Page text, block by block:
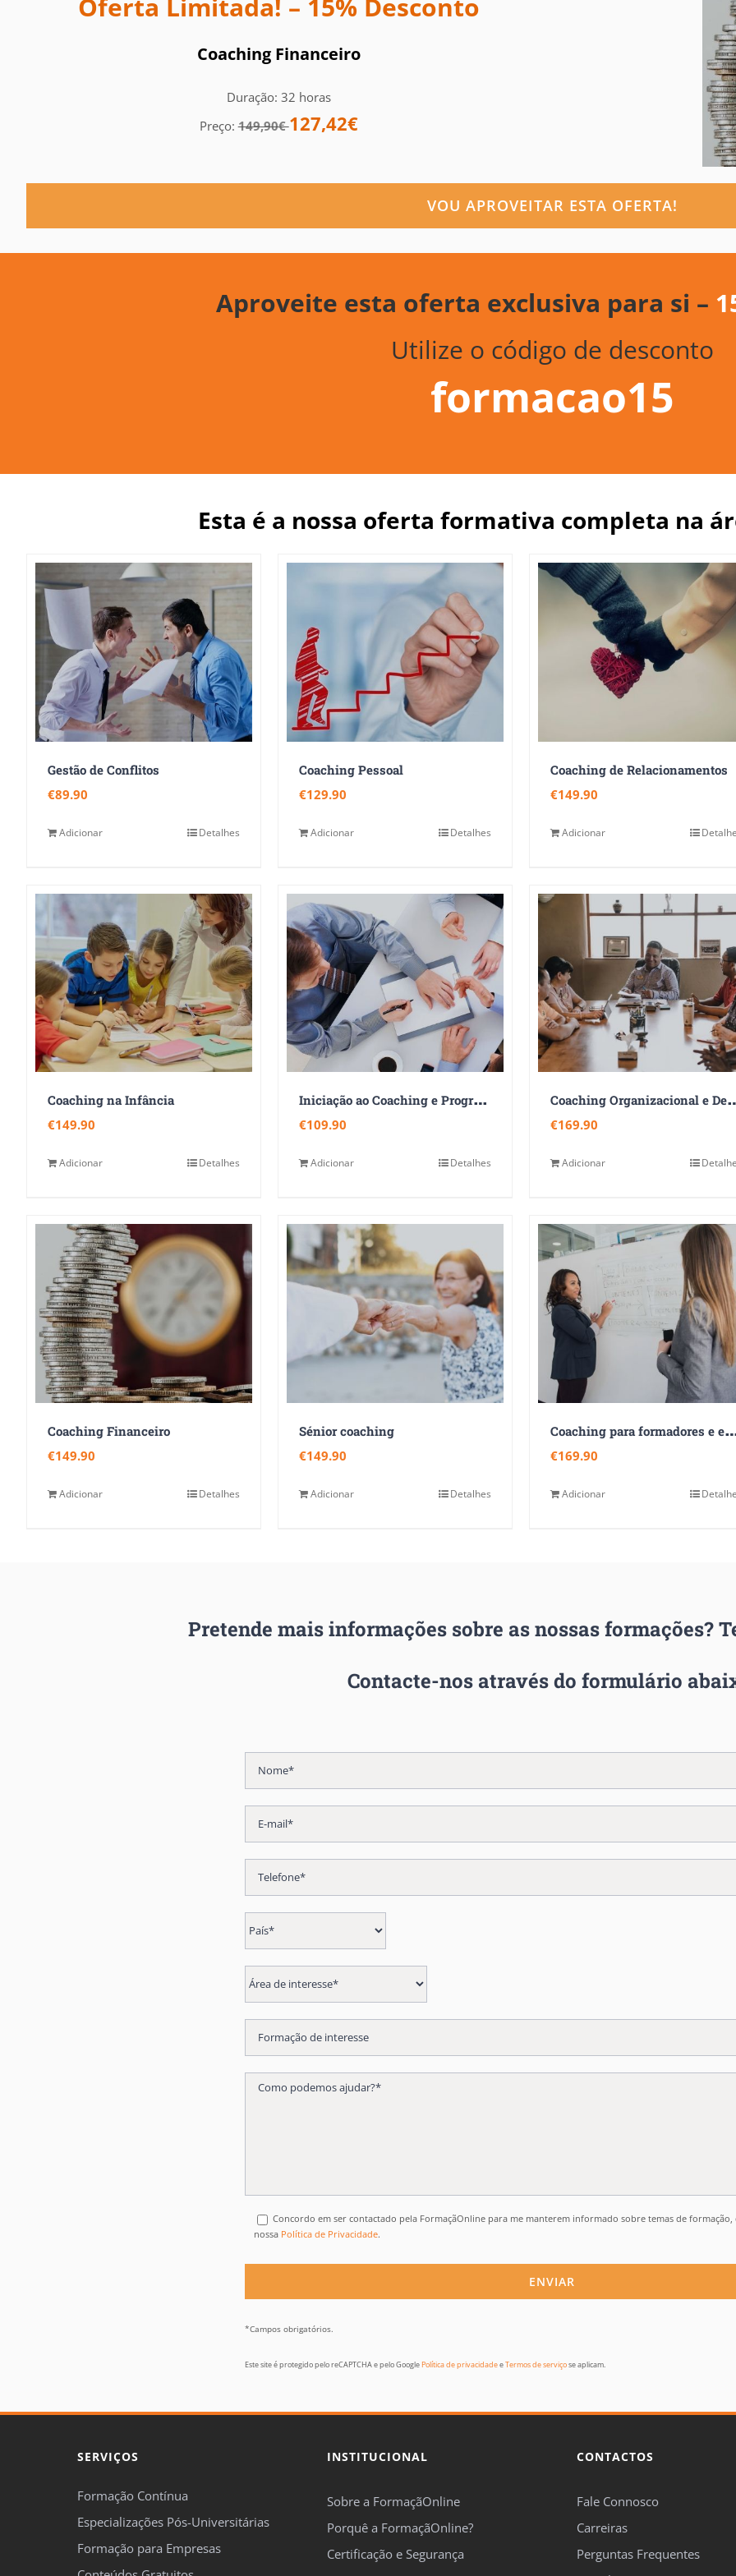
Oferta Limitada! – 15% Desconto
Coaching Financeiro
Duração: 32 horas
Preço:149,90€127,42€
VOU APROVEITAR ESTA OFERTA!
Aproveite esta oferta exclusiva para si –
Utilize o código de desconto
formacao15
Esta é a nossa oferta formativa completa na
Gestão de Conflitos
€89.90
Adicionar Detalhes
Coaching Pessoal
€129.90
Adicionar Detalhes
Coaching de Relacionamentos
€149.90
Adicionar
Coaching na Infância
€149.90
Adicionar Detalhes
I
niciação ao Coaching e Programação Neurolinguística
€109.90
Adicionar Detalhes
oaching
€169.90
Adicionar
Coaching Financeiro
€149.90
Adicionar Detalhes
Sénior coaching
€149.90
Adicionar Detalhes
oaching para
€169.90
Adicionar
Pretende mais informações sobre as nossas formações?
Contacte-nos através do formulário
Concordo em ser contactado pela FormaçãOnline para me manterem informado sobre temas de
nossa Política de Privacidade.
*Campos obrigatórios.
Este site é protegido pelo reCAPTCHA e pelo GooglePolítica de privacidadeeTermos de serviçose aplicam.
SERVIÇOS
Formação Contínua
Especializações Pós-Universitárias
Formação para Empresas
INSTITUCIONAL
Sobre a FormaçãOnline
Porquê a FormaçãOnline?
Certificação e Segurança
CONTACTOS
Fale Connosco
Carreiras
Perguntas Frequentes